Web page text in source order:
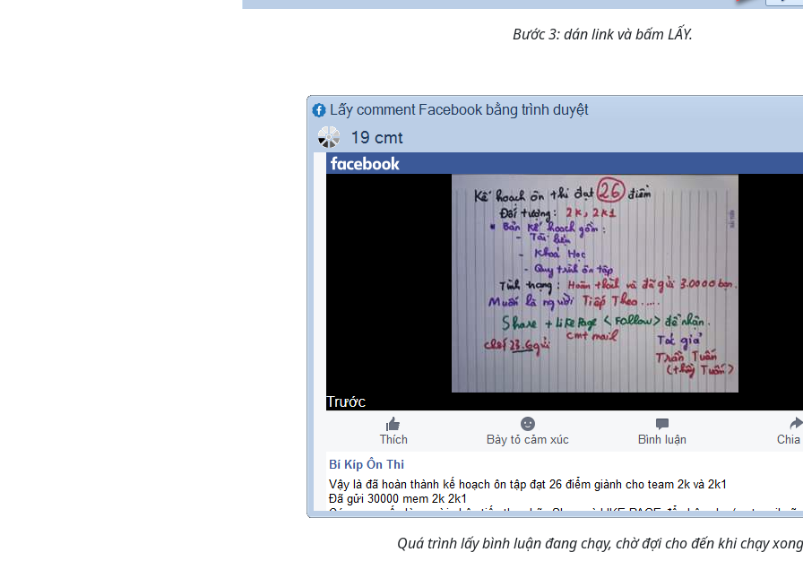
Bước 3: dán link và bấm LẤY.
Quá trình lấy bình luận đang chạy, chờ đợi cho đến khi chạy